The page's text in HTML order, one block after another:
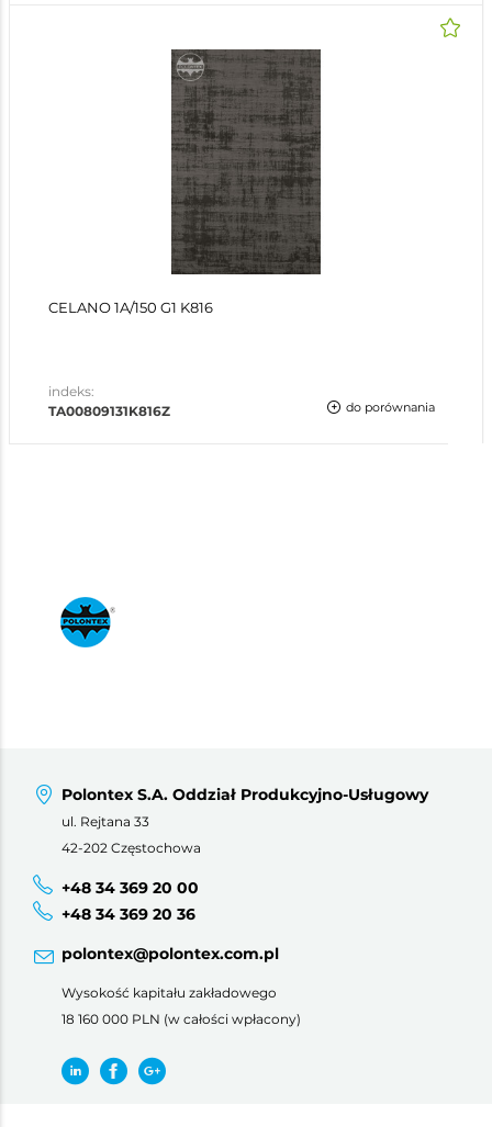
CELANO 1A/150 G1 K816
indeks:
TA00809131K816Z
do porównania
Polontex S.A. Oddział Produkcyjno-Usługowy
ul. Rejtana 33
42-202 Częstochowa
+48 34 369 20 00
+48 34 369 20 36
polontex@polontex.com.pl
Wysokość kapitału zakładowego
18 160 000 PLN (w całości wpłacony)